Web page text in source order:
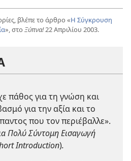
βλέπε το άρθρο «Η Σύγκρουση
», στο Ξύπνα!22 Απριλίου 2003.
πάθος για τη γνώση και
για την αξία και το
που τον περιέβαλλε».
Πολύ Σύντομη Εισαγωγή
Introduction).